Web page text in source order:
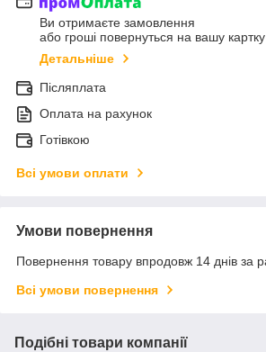
Ви отримаєте замовлення
або гроші повернуться на вашу картку
Детальніше
Післяплата
Оплата на рахунок
Готівкою
Всі умови оплати
Умови повернення
Повернення товару впродовж 14 днів за
Всі умови повернення
Подібні товари компанії